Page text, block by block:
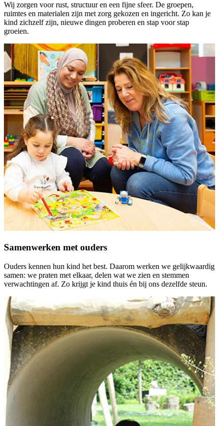
Wij zorgen voor rust, structuur en een fijne sfeer. De groepen,
ruimtes en materialen zijn met zorg gekozen en ingericht. Zo kan je
kind zichzelf zijn, nieuwe dingen proberen en stap voor stap
groeien.
Samenwerken met ouders
Ouders kennen hun kind het best. Daarom werken we gelijkwaardig
samen: we praten met elkaar, delen wat we zien en stemmen
verwachtingen af. Zo krijgt je kind thuis én bij ons dezelfde steun.